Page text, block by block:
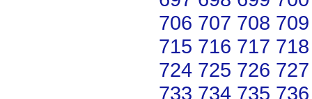
706 707 708 709
715 716 717 718
724 725 726 727
733 734 735 736